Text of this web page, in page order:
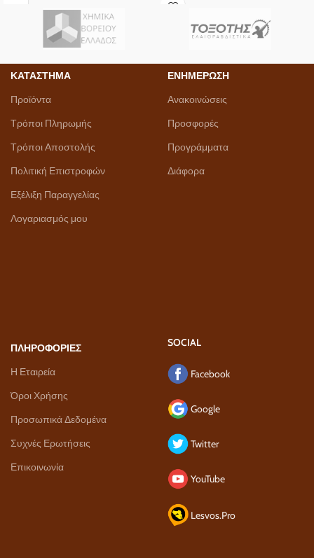
ΚΑΤΑΣΤΗΜΑ
Προϊόντα
Τρόποι Πληρωμής
Τρόποι Αποστολής
Πολιτική Επιστροφών
Εξέλιξη Παραγγελίας
Λογαριασμός μου
ΕΝΗΜΕΡΩΣΗ
Ανακοινώσεις
Προσφορές
Προγράμματα
Διάφορα
ΠΛΗΡΟΦΟΡΙΕΣ
Η Εταιρεία
Όροι Χρήσης
Προσωπικά Δεδομένα
Συχνές Ερωτήσεις
Επικοινωνία
SOCIAL
Facebook
Google
Twitter
YouTube
Lesvos.Pro